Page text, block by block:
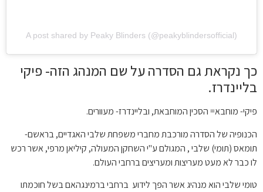
A post shared by Peaky Blinders (@peakyblindersofficial)
כך נקראת גם הסדרה על שם המנהג הזה- פיקי
בליינדרז.
פיקי- מוחבא= הסכין המוחבאת, ובליינדרז- מעוורים.
הכנופיה של הסדרה מורכבת מחברי משפחת שלבי האגדיים, בראשם-
תומאס (תומי) שלבי , המגולם ע"י השחקן המעולה, קיליאן מרפי, אשר רכש
לו כבר לא מעט מעריצות ומעריצים ברחבי העולם.
טומי שלבי הוא מנהיג אשר הפך לידוע ברחבי ברמינגהאם בשל חוכמתו